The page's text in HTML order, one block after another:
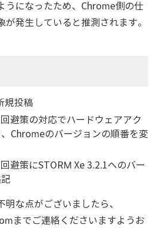
うになったため、Chrome側の仕
発生していると推測されます。
規投稿
避策の対応でハードウェアアク
Chromeのバージョンの順番を変
避策にSTORM Xe 3.2.1へのバー
な点がございましたら、
までご連絡くださいますようお